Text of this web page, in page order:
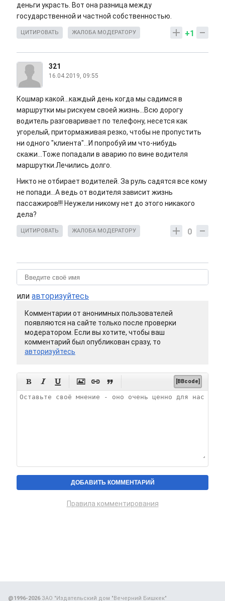
деньги украсть. Вот она разница между
государственной и частной собственностью.
+1
ЦИТИРОВАТЬ ЖАЛОБА МОДЕРАТОРУ
321
16.04.2019, 09:55
Кошмар какой...каждый день когда мы садимся в
маршрутки мы рискуем своей жизнь...Всю дорогу
водитель разговаривает по телефону, несется как
угорелый, притормаживая резко, чтобы не пропустить
ни одного "клиента"...И попробуй им что-нибудь
скажи...Тоже попадали в аварию по вине водителя
маршрутки.Лечились долго.
Никто не отбирает водителей. За руль садятся все кому
не попади...А ведь от водителя зависит жизнь
пассажиров!!! Неужели никому нет до этого никакого
дела?
0
ЦИТИРОВАТЬ ЖАЛОБА МОДЕРАТОРУ
или авторизуйтесь
Комментарии от анонимных пользователей
появляются на сайте только после проверки
модератором. Если вы хотите, чтобы ваш
комментарий был опубликован сразу, то
авторизуйтесь
      [BBcode]
Правила комментирования
@1996-2026ЗАО "Издательский дом "Вечерний Бишкек"